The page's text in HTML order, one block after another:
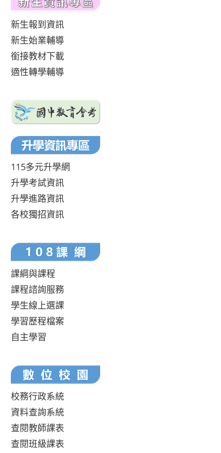
新生報到資訊
新生始業輔導
銜接教材下載
適性轉學輔導
115多元升學網
升學考試資訊
升學進路資訊
各校獨招資訊
課綱與課程
課程諮詢服務
學生線上選課
學習歷程檔案
自主學習
校務行政系統
資料查詢系統
查閱教師課表
查閱班級課表